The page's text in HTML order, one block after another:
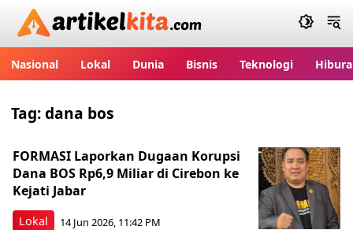
Artikelkita.com
Nasional Lokal Dunia Bisnis Teknologi
Tag:dana bos
Lokal
FORMASI Laporkan Dugaan Korupsi
Dana BOS Rp6,9 Miliar di Cirebon ke
Kejati Jabar
14 Jun 2026, 11:42 PM